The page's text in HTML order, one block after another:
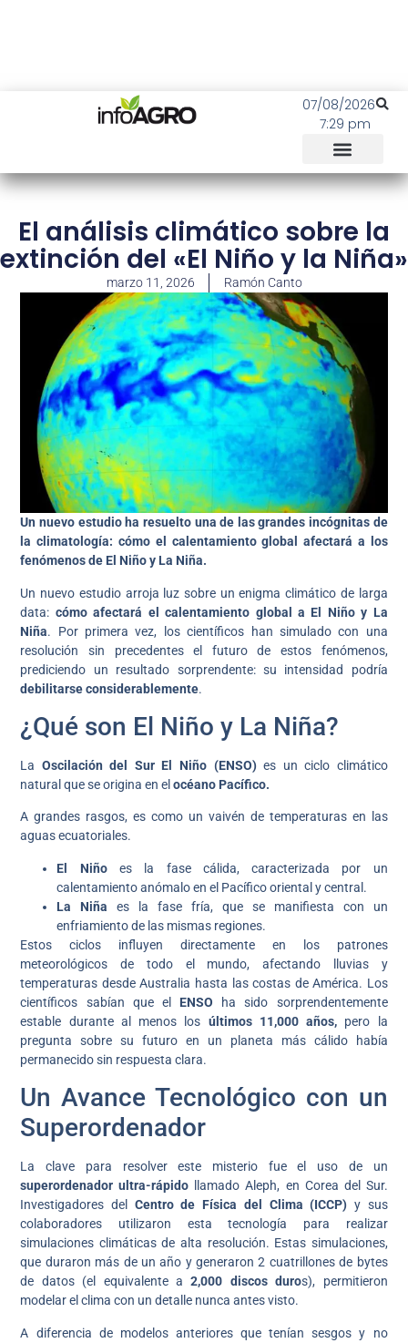
07/08/2026
7:29 pm
El análisis climático sobre la
extinción del «El Niño y la Niña»
marzo 11, 2026 Ramón Canto
Un nuevo estudio ha resuelto una de las grandes incógnitas de
la climatología: cómo el calentamiento global afectará a los
fenómenos de El Niño y La Niña.
Un nuevo estudio arroja luz sobre un enigma climático de larga
data: cómo afectará el calentamiento global a El Niño y La
Niña. Por primera vez, los científicos han simulado con una
resolución sin precedentes el futuro de estos fenómenos,
prediciendo un resultado sorprendente: su intensidad podría
debilitarse considerablemente.
¿Qué son El Niño y La Niña?
La Oscilación del Sur El Niño (ENSO)es un ciclo climático
natural que se origina en elocéano Pacífico.
A grandes rasgos, es como un vaivén de temperaturas en las
aguas ecuatoriales.
El Niñoes la fase cálida, caracterizada por un
calentamiento anómalo en el Pacífico oriental y central.
La Niña es la fase fría, que se manifiesta con un
enfriamiento de las mismas regiones.
Estos ciclos influyen directamente en los patrones
meteorológicos de todo el mundo, afectando lluvias y
temperaturas desde Australia hasta las costas de América. Los
científicos sabían que el
ENSO ha sido sorprendentemente
estable durante al menos los últimos 11,000 años, pero la
pregunta sobre su futuro en un planeta más cálido había
permanecido sin respuesta clara.
Un Avance Tecnológico con un
Superordenador
La clave para resolver este misterio fue el uso de un
superordenador ultra-rápido llamado Aleph, en Corea del Sur.
Investigadores del Centro de Física del Clima (ICCP) y sus
colaboradores utilizaron esta tecnología para realizar
simulaciones climáticas de alta resolución. Estas simulaciones,
que duraron más de un año y generaron 2 cuatrillones de bytes
de datos (el equivalente a2,000 discos duros), permitieron
modelar el clima con un detalle nunca antes visto.
A diferencia de modelos anteriores que tenían sesgos y no